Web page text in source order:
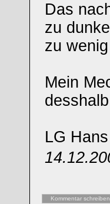
Das
zu
zu
Mein
LG Hans
Kommentar schreiben